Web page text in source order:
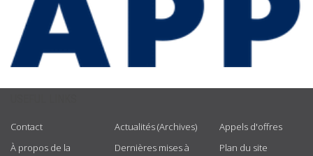
Contact
À propos de la
Actualités (Archives)
Dernières mises à
Appels d'offres
Plan du site